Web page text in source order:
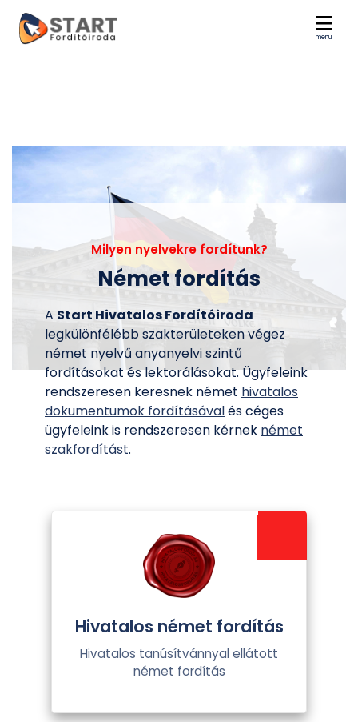
menü
Milyen nyelvekre fordítunk?
Német fordítás
A Start Hivatalos Fordítóiroda
legkülönfélébb szakterületeken végez
német nyelvű anyanyelvi szintű
fordításokat és lektorálásokat. Ügyfeleink
rendszeresen keresnek német hivatalos
dokumentumok fordításávalés céges
ügyfeleink is rendszeresen kérnek német
szakfordítást.
Hivatalos német fordítás
Hivatalos tanúsítvánnyal ellátott
német fordítás